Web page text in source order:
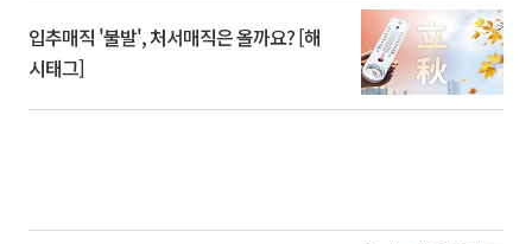
입추매직 '불발', 처서매직은 올까요? [해
시태그]